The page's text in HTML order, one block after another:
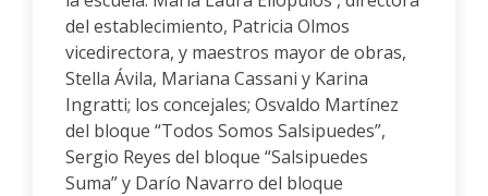
del establecimiento, Patricia Olmos
vicedirectora, y maestros mayor de obras,
Stella Ávila, Mariana Cassani y Karina
Ingratti; los concejales; Osvaldo Martínez
del bloque “Todos Somos Salsipuedes”,
Sergio Reyes del bloque “Salsipuedes
Suma” y Darío Navarro del bloque